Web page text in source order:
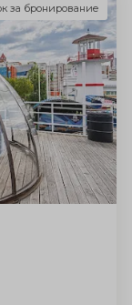
за бронирование